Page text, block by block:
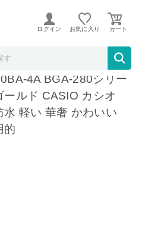
す。
ログイン お気に入り
g 腕時計 レディー
4A BGA-280シリー
ールド CASIO カシオ
軽い 華奢 かわいい
的